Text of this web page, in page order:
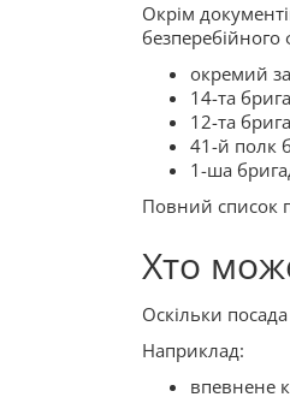
Окрім
безперебійного
окремий
14-та
12-та
41-й полк
1-ша
Повний список
Хто
Оскільки
Наприклад:
впевнене